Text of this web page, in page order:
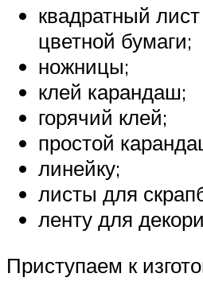
квадратный
цветной бумаги;
ножницы;
клей карандаш;
горячий клей;
простой
линейку;
листы для
ленту для
Приступаем к